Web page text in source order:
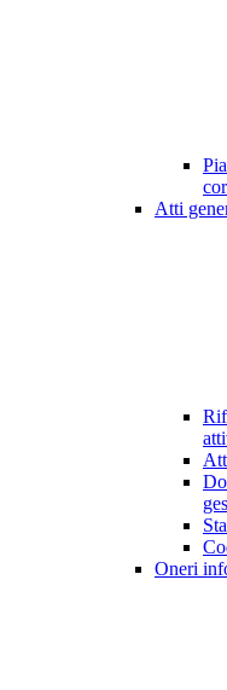
Atti
Oneri